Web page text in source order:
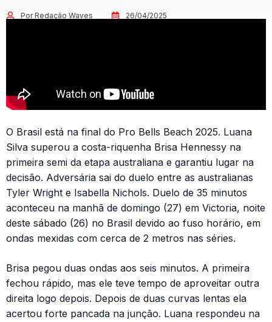
Por Redação Waves 26/04/2025
O Brasil está na final do Pro Bells Beach 2025. Luana
Silva superou a costa-riquenha Brisa Hennessy na
primeira semi da etapa australiana e garantiu lugar na
decisão. Adversária sai do duelo entre as australianas
Tyler Wright e Isabella Nichols. Duelo de 35 minutos
aconteceu na manhã de domingo (27) em Victoria, noite
deste sábado (26) no Brasil devido ao fuso horário, em
ondas mexidas com cerca de 2 metros nas séries.
Brisa pegou duas ondas aos seis minutos. A primeira
fechou rápido, mas ele teve tempo de aproveitar outra
direita logo depois. Depois de duas curvas lentas ela
acertou forte pancada na junção. Luana respondeu na